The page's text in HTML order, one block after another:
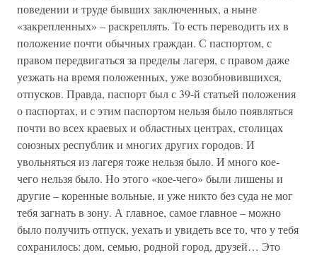
поведении и труде бывших заключенных, а ныне
«закрепленных» – раскреплять. То есть переводить их в
положение почти обычных граждан. С паспортом, с
правом передвигаться за пределы лагеря, с правом даже
уезжать на время положенных, уже возобновившихся,
отпусков. Правда, паспорт был с 39-й статьей положения
о паспортах, и с этим паспортом нельзя было появляться
почти во всех краевых и областных центрах, столицах
союзных республик и многих других городов. И
увольняться из лагеря тоже нельзя было. И много кое-
чего нельзя было. Но этого «кое-чего» были лишены и
другие – коренные вольные, и уже никто без суда не мог
тебя загнать в зону. А главное, самое главное – можно
было получить отпуск, уехать и увидеть все то, что у тебя
сохранилось: дом, семью, родной город, друзей… Это